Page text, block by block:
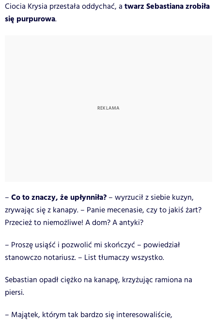
Ciocia Krysia przestała oddychać, a twarz Sebastiana zrobiła
się purpurowa.
– Co to znaczy, że upłynniła? – wyrzucił z siebie kuzyn,
zrywając się z kanapy. – Panie mecenasie, czy to jakiś żart?
Przecież to niemożliwe! A dom? A antyki?
– Proszę usiąść i pozwolić mi skończyć – powiedział
stanowczo notariusz. – List tłumaczy wszystko.
Sebastian opadł ciężko na kanapę, krzyżując ramiona na
piersi.
– Majątek, którym tak bardzo się interesowaliście,